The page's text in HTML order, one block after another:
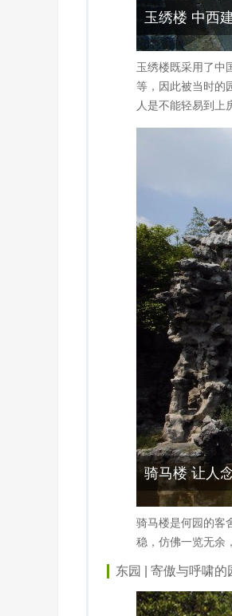
玉绣楼 中西
玉绣楼既采用了中
等，因此被当时的
人是不能轻易到上
骑马楼 让人
骑马楼是何园的客
稳，仿佛一览无余
东园 | 寄傲与呼啸的